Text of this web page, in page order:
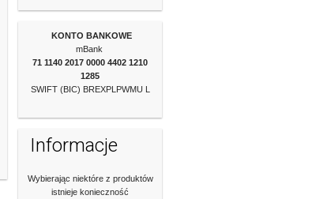
KONTO BANKOWE
mBank
71 1140 2017 00004402 1210
1285
SWIFT (BIC) BREXPLPWMU L
Informacje
Wybierając niektóre z produktów
istnieje konieczność